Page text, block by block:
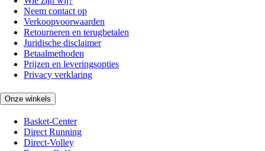
Neem contact op
Verkoopvoorwaarden
Retourneren en terugbetalen
Juridische disclaimer
Betaalmethoden
Prijzen en leveringsopties
Privacy verklaring
Onze winkels
Basket-Center
Direct Running
Direct-Volley